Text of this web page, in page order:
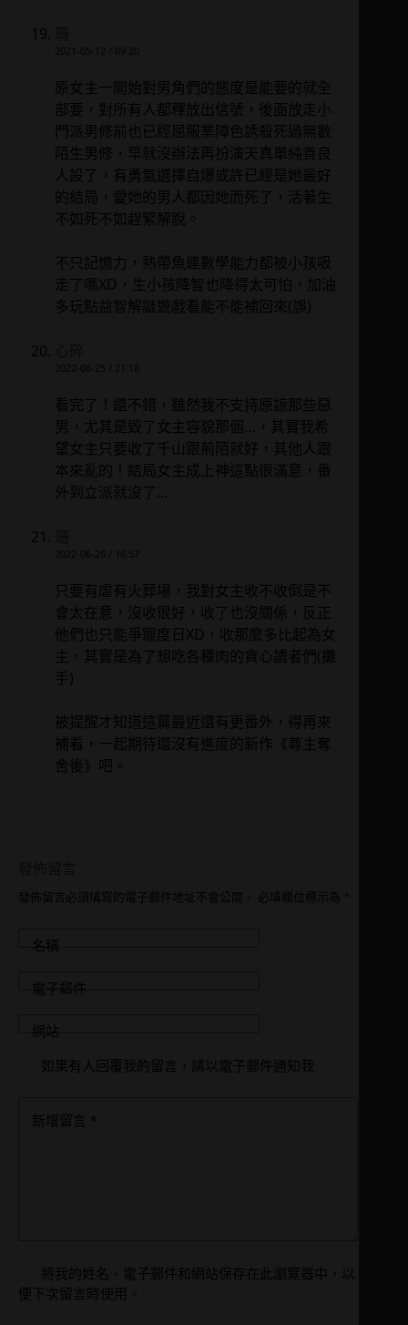
2021-05-12 / 09:20
原女主一開始對男角們的態度是能要的就全
部要，對所有人都釋放出信號，後面放走小
門派男修前也已經屈服業障色誘殺死過無數
陌生男修，早就沒辦法再扮演天真單純善良
人設了，有勇氣選擇自爆或許已經是她最好
的結局，愛她的男人都因她而死了，活著生
不如死不如趕緊解脫。
不只記憶力，熱帶魚連數學能力都被小孩吸
走了嗎XD，生小孩降智也降得太可怕，加油
多玩點益智解謎遊戲看能不能補回來(誤)
2022-06-25 / 21:18
看完了！還不錯，雖然我不支持原諒那些惡
男，尤其是毀了女主容貌那個…，其實我希
望女主只要收了千山跟荊陌就好，其他人跟
本來亂的！結局女主成上神這點很滿意，番
外到立派就沒了…
2022-06-26 / 16:57
只要有虐有火葬場，我對女主收不收倒是不
會太在意，沒收很好，收了也沒關係，反正
他們也只能爭寵度日XD，收那麼多比起為女
主，其實是為了想吃各種肉的貪心讀者們(攤
手)
被提醒才知道這篇最近還有更番外，得再來
補看，一起期待還沒有進度的新作《尊主奪
舍後》吧。
發佈留言必須填寫的電子郵件地址不會公開。 必填欄位標示為 *
名稱
電子郵件
網站
如果有人回覆我的留言，請以電子郵件通知我
新增留言 *
將我的姓名、電子郵件和網站保存在此瀏覽器中，以
便下次留言時使用。